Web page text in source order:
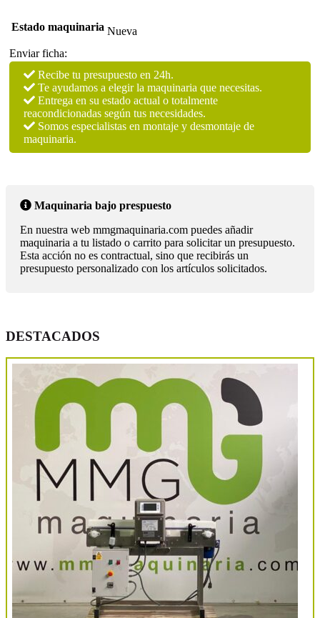
Estado maquinaria Nueva
Enviar ficha:
Recibe tu presupuesto en 24h.
Te ayudamos a elegir la maquinaria que necesitas.
Entrega en su estado actual o totalmente
reacondicionadas según tus necesidades.
Somos especialistas en montaje y desmontaje de
maquinaria.
Maquinaria bajo prespuesto
En nuestra web mmgmaquinaria.com puedes añadir
maquinaria a tu listado o carrito para solicitar un presupuesto.
Esta acción no es contractual, sino que recibirás un
presupuesto personalizado con los artículos solicitados.
DESTACADOS